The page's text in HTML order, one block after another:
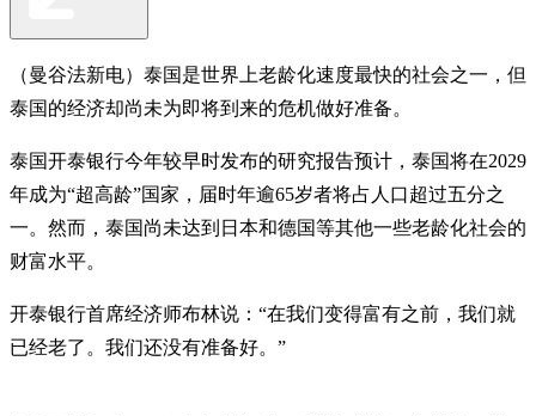
（曼谷法新电）泰国是世界上老龄化速度最快的社会之一，但
泰国的经济却尚未为即将到来的危机做好准备。
泰国开泰银行今年较早时发布的研究报告预计，泰国将在2029
年成为“超高龄”国家，届时年逾65岁者将占人口超过五分之
一。然而，泰国尚未达到日本和德国等其他一些老龄化社会的
财富水平。
开泰银行首席经济师布林说：“在我们变得富有之前，我们就
已经老了。我们还没有准备好。”